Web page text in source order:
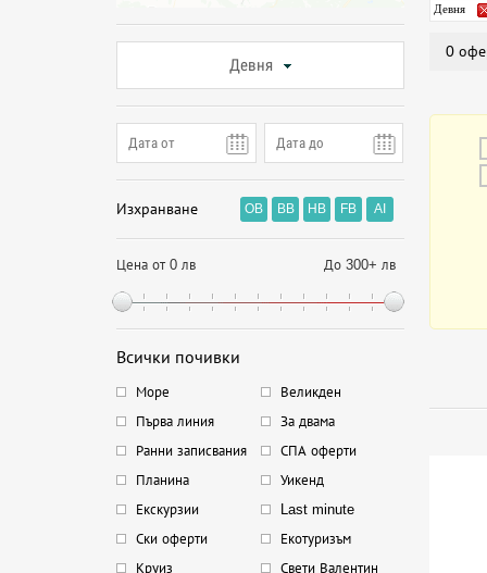
Девня
Изхранване OB BB HB FB AI
Цена от 0 лв До 300+ лв
Всички почивки
Море
Великден
Първа линия
За двама
Ранни записвания
СПА оферти
Планина
Уикенд
Екскурзии
Last minute
Ски оферти
Екотуризъм
Круиз
Свети Валентин
Девня
0